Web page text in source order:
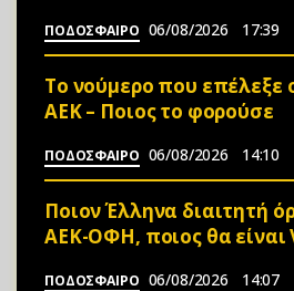
ΠΟΔΟΣΦΑΙΡΟ 06/08/2026 17:39
Το νούμερο που επέλεξε
ΑΕΚ – Ποιος το φορούσε
ΠΟΔΟΣΦΑΙΡΟ 06/08/2026 14:10
Ποιον Έλληνα διαιτητή
ΑΕΚ-ΟΦΗ, ποιος θα είναι
ΠΟΔΟΣΦΑΙΡΟ 06/08/2026 14:07